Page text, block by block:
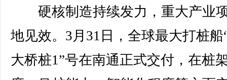
硬核制造持续发力，重大产业
地见效。3月31日，全球最大打桩船
大桥桩1”号在南通正式交付，在桩